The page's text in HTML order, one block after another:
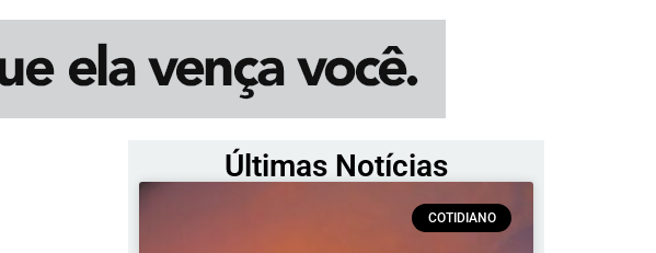
Últimas Notícias
COTIDIANO